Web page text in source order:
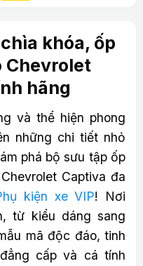
khóa, ốp
Chevrolet
hãng
và thể hiện phong
những chi tiết nhỏ
phá bộ sưu tập ốp
Captiva đa
kiện xe VIP! Nơi
từ kiểu dáng sang
mã độc đáo, tinh
cấp và cá tính